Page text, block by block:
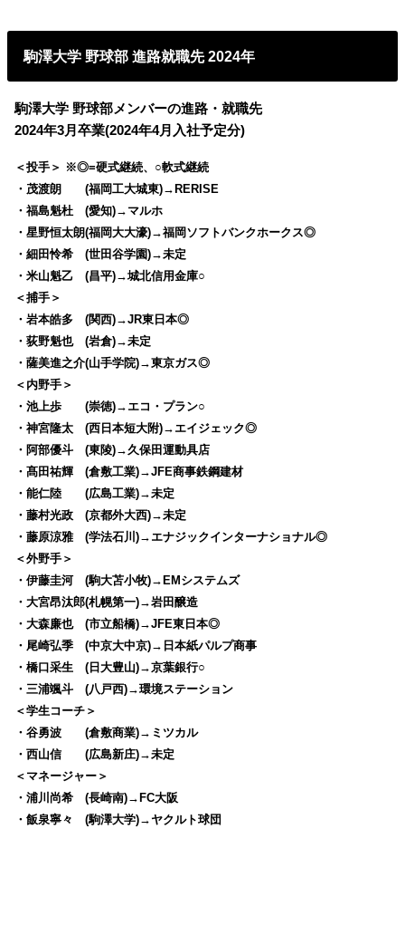
駒澤大学 野球部 進路就職先 2024年
駒澤大学 野球部メンバーの進路・就職先
2024年3月卒業(2024年4月入社予定分)
＜投手＞ ※◎=硬式継続、○軟式継続
・茂渡朗 (福岡工大城東)→RERISE
・福島魁杜 (愛知)→マルホ
・星野恒太朗(福岡大大濠)→福岡ソフトバンクホークス◎
・細田怜希 (世田谷学園)→未定
・米山魁乙 (昌平)→城北信用金庫○
＜捕手＞
・岩本皓多 (関西)→JR東日本◎
・荻野魁也 (岩倉)→未定
・薩美進之介(山手学院)→東京ガス◎
＜内野手＞
・池上歩 (崇徳)→エコ・プラン○
・神宮隆太 (西日本短大附)→エイジェック◎
・阿部優斗 (東陵)→久保田運動具店
・髙田祐輝 (倉敷工業)→JFE商事鉄鋼建材
・能仁陸 (広島工業)→未定
・藤村光政 (京都外大西)→未定
・藤原涼雅 (学法石川)→エナジックインターナショナル◎
＜外野手＞
・伊藤圭河 (駒大苫小牧)→EMシステムズ
・大宮昂汰郎(札幌第一)→岩田醸造
・大森廉也 (市立船橋)→JFE東日本◎
・尾崎弘季 (中京大中京)→日本紙パルプ商事
・橋口采生 (日大豊山)→京葉銀行○
・三浦颯斗 (八戸西)→環境ステーション
＜学生コーチ＞
・谷勇波 (倉敷商業)→ミツカル
・西山信 (広島新庄)→未定
＜マネージャー＞
・浦川尚希 (長崎南)→FC大阪
・飯泉寧々 (駒澤大学)→ヤクルト球団